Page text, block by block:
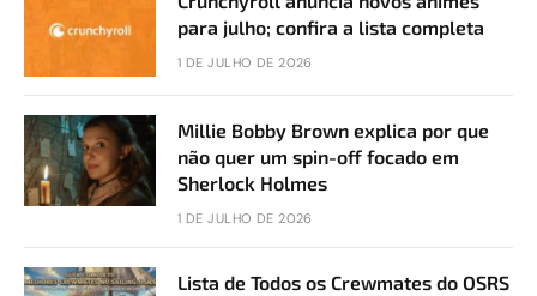
para julho; confira a lista completa
1 DE JULHO DE 2026
Millie Bobby Brown explica por que
não quer um spin-off focado em
Sherlock Holmes
1 DE JULHO DE 2026
Lista de Todos os Crewmates do OSRS